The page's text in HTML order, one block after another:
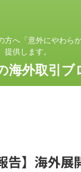
方へ「意外にやわら
提供します。
海外取引ブ
告】海外展